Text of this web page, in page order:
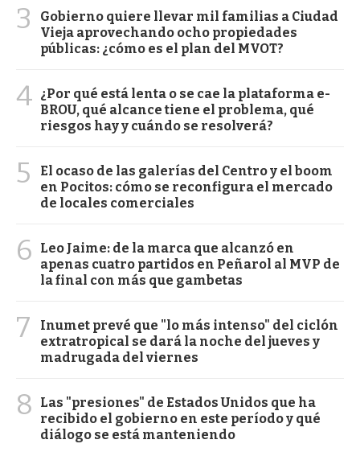
3
Gobierno quiere llevar mil familias a Ciudad
Vieja aprovechando ocho propiedades
públicas: ¿cómo es el plan del MVOT?
4 ¿Por qué está lenta o se cae la plataforma e-
BROU, qué alcance tiene el problema, qué
riesgos hay y cuándo se resolverá?
5
El ocaso de las galerías del Centro y el boom
en Pocitos: cómo se reconfigura el mercado
de locales comerciales
6
Leo Jaime: de la marca que alcanzó en
apenas cuatro partidos en Peñarol al MVP de
la final con más que gambetas
7
Inumet prevé que "lo más intenso" del ciclón
extratropical se dará la noche del jueves y
madrugada del viernes
8
Las "presiones" de Estados Unidos que ha
recibido el gobierno en este período y qué
diálogo se está manteniendo